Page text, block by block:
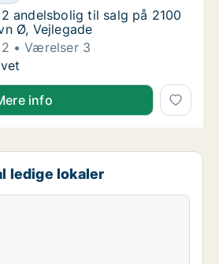
andelsbolig til salg på 2100
andelsbolig til salg på 2100
Ø, Vejlegade
Værelser 3
andelsbolig til salg på 2100
info
ledige lokaler